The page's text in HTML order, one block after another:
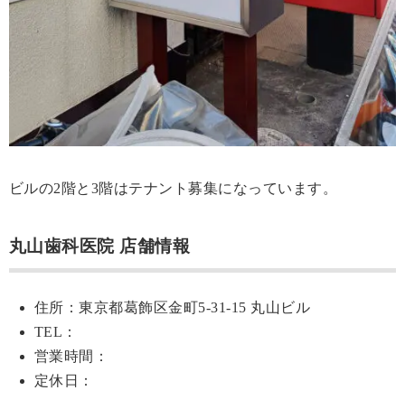
ビルの2階と3階はテナント募集になっています。
丸山歯科医院 店舗情報
住所：東京都葛飾区金町5-31-15 丸山ビル
TEL：
営業時間：
定休日：